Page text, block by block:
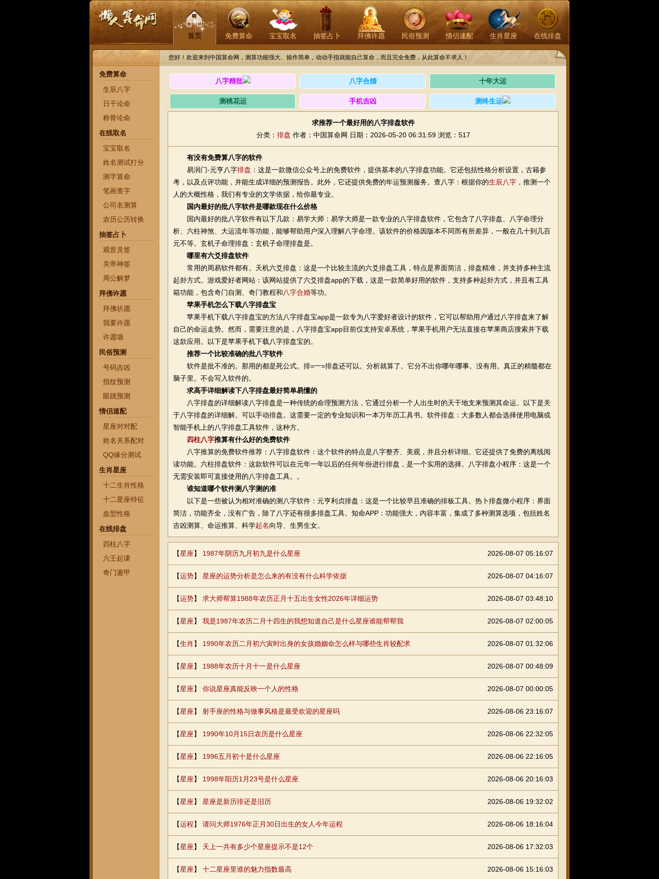
首页 免费算命 宝宝取名 抽签占卜 拜佛许愿 民俗预测 情侣速配 生肖星座 在线排盘
您好！欢迎来到中国算命网，测算功能强大、操作简单，动动手指就能自己算命，而且完全免费，从此算命不求人！
免费算命
生辰八字
日干论命
称骨论命
在线取名
宝宝取名
姓名测试打分
测字算命
笔画查字
公司名测算
农历公历转换
抽签占卜
观音灵签
关帝神签
周公解梦
拜佛许愿
拜佛祈愿
我要许愿
许愿墙
民俗预测
号码吉凶
指纹预测
眼跳预测
情侣速配
星座对对配
姓名关系配对
QQ缘分测试
生肖星座
十二生肖性格
十二星座特征
血型性格
在线排盘
四柱八字
六壬起课
奇门遁甲
八字精批 八字合婚 十年大运
测桃花运 手机吉凶 测终生运
求推荐一个最好用的八字排盘软件
分类： 排盘 作者：中国算命网 日期：2026-05-20 06:31:59 浏览：517
有没有免费算八字的软件
易润门-元亨八字排盘 ：这是一款微信公众号上的免费软件，提供基本的八字排盘功能。它还包括性格分析设置，古籍参
考，以及点评功能，并能生成详细的预测报告。此外，它还提供免费的年运预测服务。查八字：根据你的生辰八字 ，推测一个
人的大概性格，我们有专业的文学依据，给你最专业。
国内最好的批八字软件是哪款现在什么价格
国内最好的批八字软件有以下几款：易学大师：易学大师是一款专业的八字排盘软件，它包含了八字排盘、八字命理分
析、六柱神煞、大运流年等功能，能够帮助用户深入理解八字命理。该软件的价格因版本不同而有所差异，一般在几十到几百
元不等。玄机子命理排盘：玄机子命理排盘是。
哪里有六爻排盘软件
常用的周易软件都有。天机六爻排盘：这是一个比较主流的六爻排盘工具，特点是界面简洁，排盘精准，并支持多种主流
起卦方式。游戏爱好者网站：该网站提供了六爻排盘app的下载，这是一款简单好用的软件，支持多种起卦方式，并且有工具
箱功能，包含奇门自测、奇门教程和八字合婚等功。
苹果手机怎么下载八字排盘宝
苹果手机下载八字排盘宝的方法八字排盘宝app是一款专为八字爱好者设计的软件，它可以帮助用户通过八字排盘来了解
自己的命运走势。然而，需要注意的是，八字排盘宝app目前仅支持安卓系统，苹果手机用户无法直接在苹果商店搜索并下载
这款应用。以下是苹果手机下载八字排盘宝的。
推荐一个比较准确的批八字软件
软件是批不准的。那用的都是死公式。排=一=排盘还可以。分析就算了。它分不出你哪年哪事。没有用。真正的精髓都在
脑子里。不会写入软件的。
求高手详细解读下八字排盘最好简单易懂的
八字排盘的详细解读八字排盘是一种传统的命理预测方法，它通过分析一个人出生时的天干地支来预测其命运。以下是关
于八字排盘的详细解。可以手动排盘。这需要一定的专业知识和一本万年历工具书。软件排盘：大多数人都会选择使用电脑或
智能手机上的八字排盘工具软件，这种方。
四柱八字推算有什么好的免费软件
八字推算的免费软件推荐：八字排盘软件：这个软件的特点是八字整齐、美观，并且分析详细。它还提供了免费的离线阅
读功能。六柱排盘软件：这款软件可以在元年一年以后的任何年份进行排盘，是一个实用的选择。八字排盘小程序：这是一个
无需安装即可直接使用的八字排盘工具。。
谁知道哪个软件测八字测的准
以下是一些被认为相对准确的测八字软件：元亨利贞排盘：这是一个比较早且准确的排板工具。热卜排盘微小程序：界面
简洁，功能齐全，没有广告，除了八字还有很多排盘工具。知命APP：功能强大，内容丰富，集成了多种测算选项，包括姓名
吉凶测算、命运推算、科学起名向导、生男生女。
【星座】 1987年阴历九月初九是什么星座 2026-08-07 05:16:07
【运势】 星座的运势分析是怎么来的有没有什么科学依据 2026-08-07 04:16:07
【运势】 求大师帮算1988年农历正月十五出生女性2026年详细运势 2026-08-07 03:48:10
【星座】 我是1987年农历二月十四生的我想知道自己是什么星座谁能帮帮我 2026-08-07 02:00:05
【生肖 】 1990年农历二月初六寅时出身的女孩婚姻命怎么样与哪些生肖较配求 2026-08-07 01:32:06
【星座】 1988年农历十月十一是什么星座 2026-08-07 00:48:09
【星座】 你说星座真能反映一个人的性格 2026-08-07 00:00:05
【星座】 射手座的性格与做事风格是最受欢迎的星座吗 2026-08-06 23:16:07
【星座】 1990年10月15日农历是什么星座 2026-08-06 22:32:05
【星座】 1996五月初十是什么星座 2026-08-06 22:16:05
【星座】 1998年阳历1月23号是什么星座 2026-08-06 20:16:03
【星座】 星座是新历排还是旧历 2026-08-06 19:32:02
【运程】 请问大师1976年正月30日出生的女人今年运程 2026-08-06 18:16:04
【星座】 天上一共有多少个星座提示不是12个 2026-08-06 17:32:03
【星座】 十二星座里谁的魅力指数最高 2026-08-06 15:16:03